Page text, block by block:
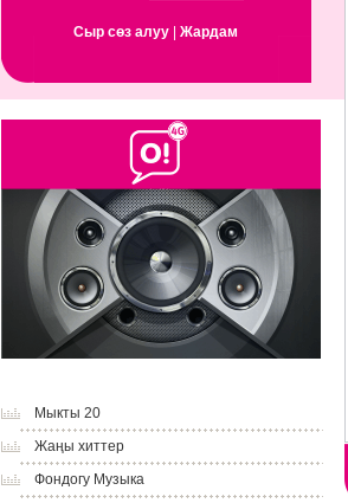
Сыр сөз алуу Жардам
Мыкты 20
Жаңы хиттер
Фондогу Музыка